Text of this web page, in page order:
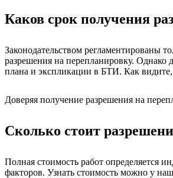
Каков срок получения
Законодательством регламентированы
разрешения на перепланировку. Однако
плана и экспликации в БТИ. Как
Доверяя получение разрешения на
Сколько стоит
Полная стоимость работ определяется
факторов. Узнать стоимость можно у